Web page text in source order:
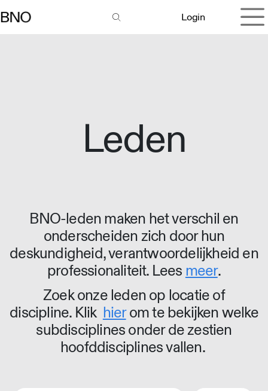
Login
Leden
BNO-leden maken het verschil en
onderscheiden zich door hun
deskundigheid, verantwoordelijkheid en
professionaliteit. Lees meer.
Zoek onze leden op locatie of
discipline. Klik hierom te bekijken welke
subdisciplines onder de zestien
hoofddisciplines vallen.